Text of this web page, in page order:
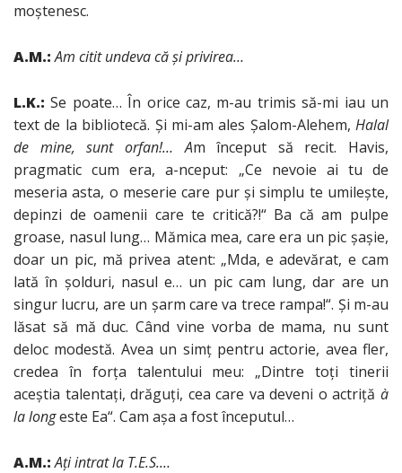
moştenesc.
A.M.:Am citit undeva că şi privirea…
L.K.:Se poate… În orice caz, m-au trimis să-mi iau un
text de la bibliotecă. Şi mi-am ales Şalom-Alehem, Halal
de mine, sunt orfan!…Am început să recit. Havis,
pragmatic cum era, a-nceput: „Ce nevoie ai tu de
meseria asta, o meserie care pur şi simplu te umileşte,
depinzi de oamenii care te critică?!“ Ba că am pulpe
groase, nasul lung… Mămica mea, care era un pic şaşie,
doar un pic, mă privea atent: „Mda, e adevărat, e cam
lată în şolduri, nasul e… un pic cam lung, dar are un
singur lucru, are un şarm care va trece rampa!“. Şi m-au
lăsat să mă duc. Când vine vorba de mama, nu sunt
deloc modestă. Avea un simţ pentru actorie, avea fler,
credea în forţa talentului meu: „Dintre toţi tinerii
aceştia talentaţi, drăguţi, cea care va deveni o actriţă à
la longeste Ea“. Cam aşa a fost începutul…
A.M.:Aţi intrat la T.E.S.…